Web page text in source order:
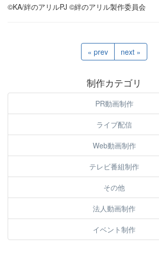
©KA/絆のアリルPJ ©絆のアリル製作委員会
« prev next »
制作カテゴリ
PR動画制作
ライブ配信
Web動画制作
テレビ番組制作
その他
法人動画制作
イベント制作